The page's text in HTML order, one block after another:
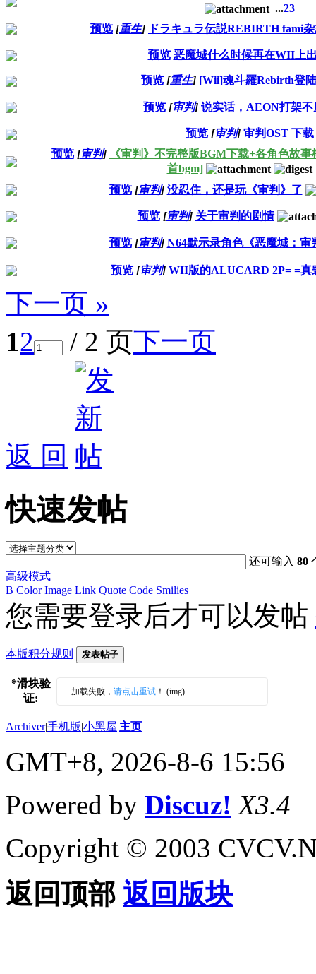
...23
预览 [重生] ドラキュラ伝説REBIRTH fami
预览 恶魔城什么时候再在WII上
预览 [重生] [Wii]魂斗羅Rebirth登
预览 [审判] 说实话，AEON打架不
预览 [审判] 审判OST 下载
预览 [审判]
《审判》不完整版BGM下载+各角色故
首bgm]
预览 [审判] 没忍住，还是玩《审判》了
预览 [审判] 关于审判的剧情
预览 [审判] N64默示录角色《恶魔城：审
预览 [审判] WII版的ALUCARD 2P= =真
下一页 »
12 / 2 页下一页
返 回
快速发帖
还可输入80
高级模式
B Color Image Link Quote Code Smilies
您需要登录后才可以发帖
本版积分规则 发表帖子
*滑块验
证:
加载失败， 请点击重试 ！ (img)
Archiver|手机版|小黑屋|主页
GMT+8, 2026-8-6 15:56
Powered by Discuz! X3.4
Copyright © 2003
返回顶部 返回版块